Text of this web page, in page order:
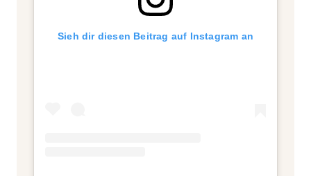
Sieh dir diesen Beitrag auf Instagram an